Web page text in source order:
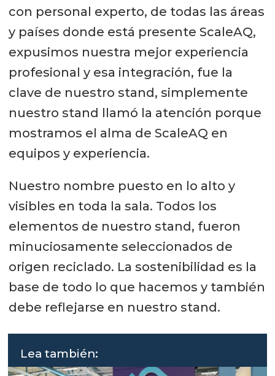
con personal experto, de todas las áreas
y países donde está presente ScaleAQ,
expusimos nuestra mejor experiencia
profesional y esa integración, fue la
clave de nuestro stand, simplemente
nuestro stand llamó la atención porque
mostramos el alma de ScaleAQ en
equipos y experiencia.
Nuestro nombre puesto en lo alto y
visibles en toda la sala. Todos los
elementos de nuestro stand, fueron
minuciosamente seleccionados de
origen reciclado. La sostenibilidad es la
base de todo lo que hacemos y también
debe reflejarse en nuestro stand.
Lea también: